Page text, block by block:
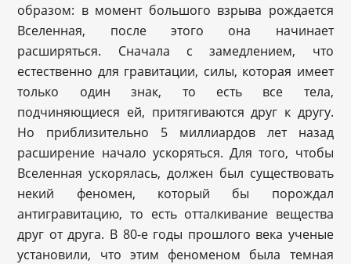
образом: в момент большого взрыва рождается
Вселенная, после этого она начинает
расширяться. Сначала с замедлением, что
естественно для гравитации, силы, которая имеет
только один знак, то есть все тела,
подчиняющиеся ей, притягиваются друг к другу.
Но приблизительно 5 миллиардов лет назад
расширение начало ускоряться. Для того, чтобы
Вселенная ускорялась, должен был существовать
некий феномен, который бы порождал
антигравитацию, то есть отталкивание вещества
друг от друга. В 80-е годы прошлого века ученые
установили, что этим феноменом была темная